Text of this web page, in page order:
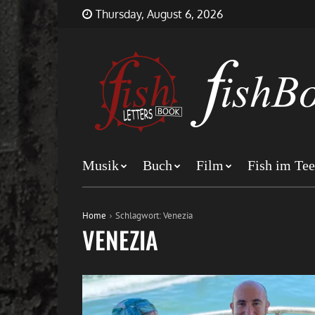
content
FishBookLetters
Musik,
Buch…
Thursday, August 6, 2026
Musik Buch Film Fish im Tee
Home Schlagwort:Venezia
VENEZIA